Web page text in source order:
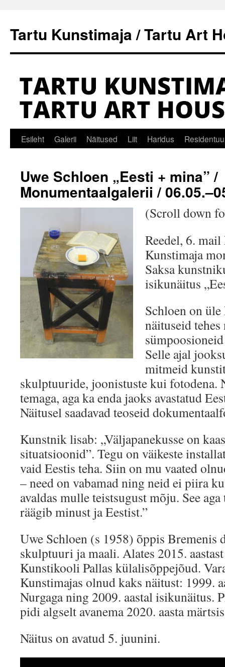
Tartu Kunstimaja / Tartu Art
Liigu
juurde
Esileht Galerii Näitused Liit Haridus
Uwe Schloen „Eesti + mina” /
Monumentaalgalerii /
(Scroll down
Reedel, 6.
Kunstimaja
Saksa
isikunäitus
Schloen on üle
näituseid
Selle ajal
mitmeid
skulptuuride, joonistuste kui fotodena.
temaga, aga ka enda jaoks avastatud
Näitusel saadavad teoseid
Kunstnik lisab: „Väljapanekusse on
situatsioonid”. Tegu on väikeste
vaid Eestis teha. Siin on mu vaated
– need on vabamad ning neid ei piira
avaldas mulle teistsugust mõju. See
räägib minust ja Eestist.”
Uwe Schloen (s 1958) õppis Bremenis
skulptuuri ja maali. Alates 2015.
Kunstikooli Pallas külalisõppejõud.
Kunstimajas olnud kaks näitust: 1999.
Nurgaga ning 2009. aastal isikunäitus.
pidi algselt avanema 2020. aasta
Näitus on avatud 5. juunini.